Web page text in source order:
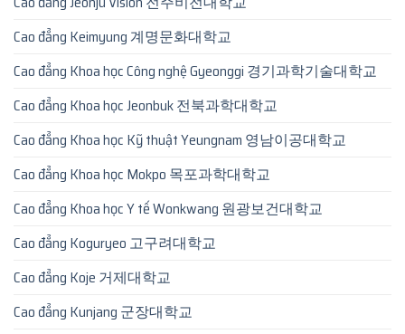
Cao đẳng Keimyung 계명문화대학교
Cao đẳng Khoa học Công nghệ Gyeonggi 경기과학기술대학교
Cao đẳng Khoa học Jeonbuk 전북과학대학교
Cao đẳng Khoa học Kỹ thuật Yeungnam 영남이공대학교
Cao đẳng Khoa học Mokpo 목포과학대학교
Cao đẳng Khoa học Y tế Wonkwang 원광보건대학교
Cao đẳng Koguryeo 고구려대학교
Cao đẳng Koje 거제대학교
Cao đẳng Kunjang 군장대학교